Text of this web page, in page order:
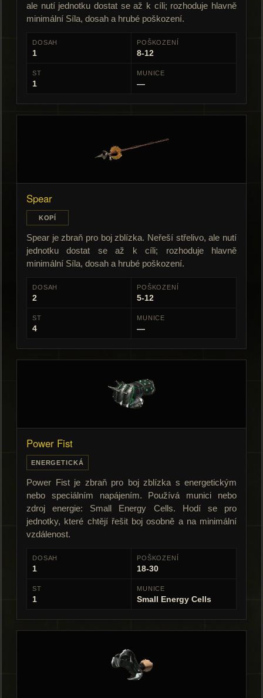
ale nutí jednotku dostat se až k cíli; rozhoduje hlavně
minimální Síla, dosah a hrubé poškození.
DOSAH
1
POŠKOZENÍ
8-12
ST
1
MUNICE
—
Spear
KOPÍ
Spear je zbraň pro boj zblízka. Neřeší střelivo, ale nutí
jednotku dostat se až k cíli; rozhoduje hlavně
minimální Síla, dosah a hrubé poškození.
DOSAH
2
POŠKOZENÍ
5-12
ST
4
MUNICE
—
Power Fist
ENERGETICKÁ
Power Fist je zbraň pro boj zblízka s energetickým
nebo speciálním napájením. Používá munici nebo
zdroj energie: Small Energy Cells. Hodí se pro
jednotky, které chtějí řešit boj osobně a na minimální
vzdálenost.
DOSAH
1
POŠKOZENÍ
18-30
ST
1
MUNICE
Small Energy Cells